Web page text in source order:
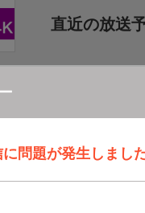
に問題が発生しまし
直近の放送